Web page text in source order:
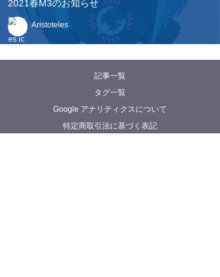
【4月23日】プロジェクションマッピングイベン
ト Campus→Canvas #02 を開催します！
他